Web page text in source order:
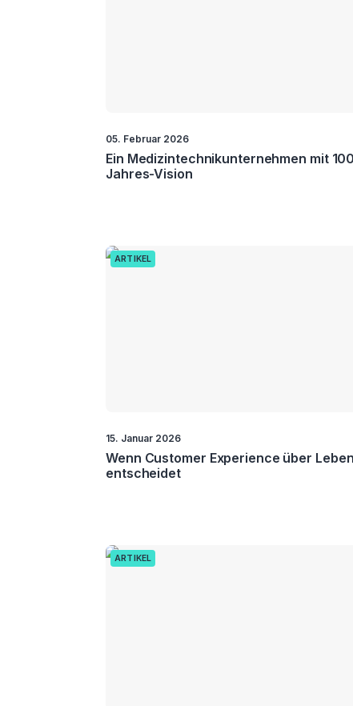
05. Februar 2026
Ein Medizintechnikunternehmen mit
Jahres-Vision
ARTIKEL
15. Januar 2026
Wenn Customer Experience über Leben
entscheidet
ARTIKEL